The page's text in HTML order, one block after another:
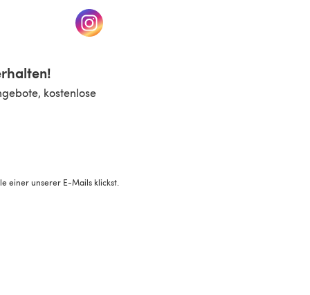
neuen Tab)(öffnet sich in einem neuen Tab)
kostenlose
einer unserer E-Mails klickst.